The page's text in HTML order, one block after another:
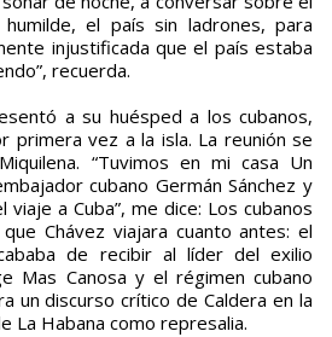
el país sin ladrones, para
injustificada que el país estaba
recuerda.
a su huésped a los cubanos,
primera vez a la isla. La reunión se
“Tuvimos en mi casa Un
cubano Germán Sánchez y
viaje a Cuba”, me dice: Los cubanos
Chávez viajara cuanto antes: el
de recibir al líder del exilio
Mas Canosa y el régimen cubano
un discurso crítico de Caldera en la
La Habana como represalia.